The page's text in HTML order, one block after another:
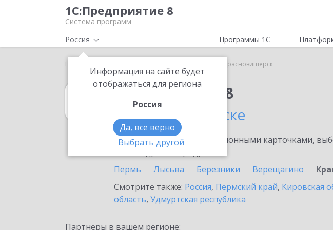
1С:Предприятие 8
Система программ
Россия
Информация на сайте будет
отображаться для региона
Россия
Да, все верно
Выбрать другой
Программы 1С
Главная Красновишерск
1С:Упрощенка 8
в Красновишерске
Ознакомьтесь с информационными карточками,
Пермь
Лысьва Березники Верещагино
Смотрите также: Россия, Пермский край, Кировская
область, Удмуртская республика
Партнеры в вашем регионе: